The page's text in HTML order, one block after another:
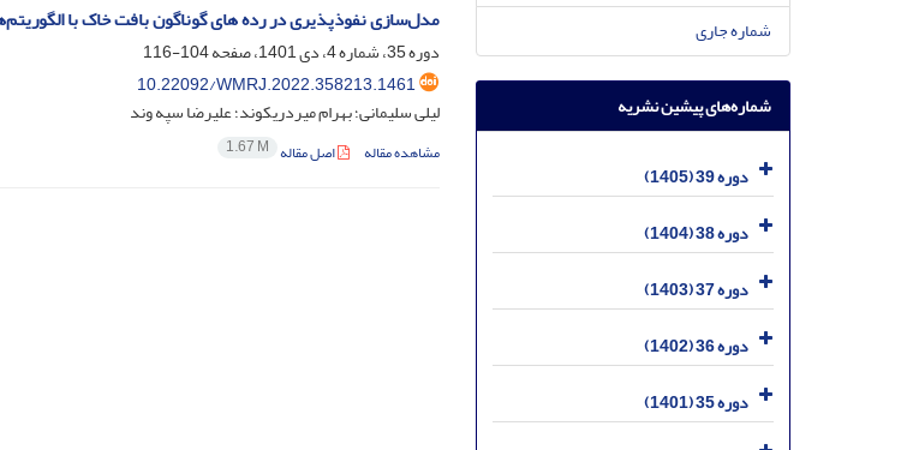
مدل‌سازی نفوذپذیری در رده های گوناگون بافت خاک با
دوره 35، شماره 4، دی 1401، صفحه
104-116
10.22092/WMRJ.2022.358213.1461
لیلی سلیمانی؛ بهرام میردریکوند؛ علیرضا سپه وند
مشاهده مقاله اصل مقاله 1.67 M
شماره جاری
شماره‌های پیشین نشریه
دوره 39 (1405)
دوره 38 (1404)
دوره 37 (1403)
دوره 36 (1402)
دوره 35 (1401)